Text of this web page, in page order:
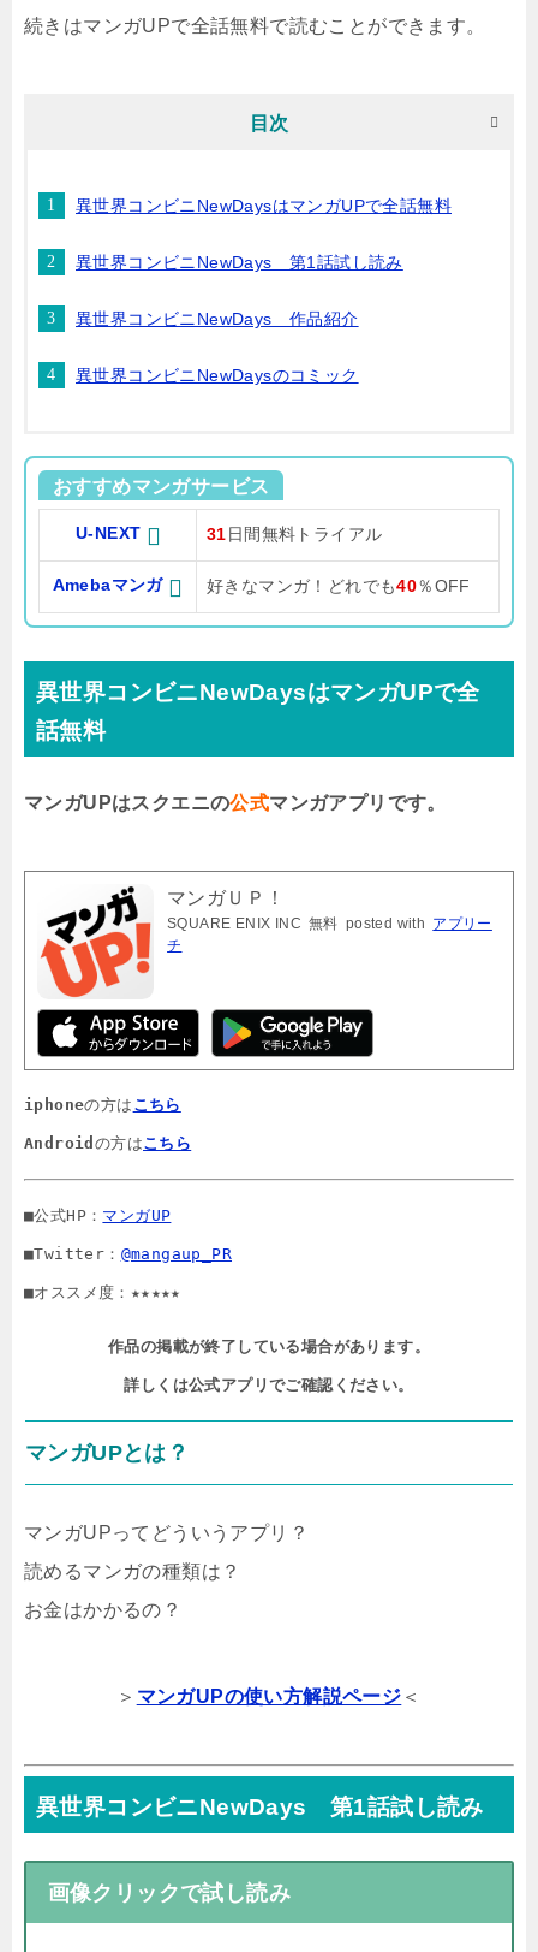
続きはマンガUPで全話無料で読むことができます。
目次
異世界コンビニNewDaysはマンガUPで全話無料
異世界コンビニNewDays 第1話試し読み
異世界コンビニNewDays 作品紹介
異世界コンビニNewDaysのコミック
おすすめマンガサービス
U-NEXT 31 日間無料トライアル
Amebaマンガ 好きなマンガ！どれでも40％OFF
異世界コンビニNewDaysはマンガUPで全
話無料
マンガUPはスクエニの公式マンガアプリです。
マンガＵＰ！
SQUARE ENIX INC 無料 posted with アプリー
チ
iphoneの方は こちら
Android の方はこちら
■公式HP： マンガUP
■Twitter： @mangaup_PR
■オススメ度：★★★★★
作品の掲載が終了している場合があります。
詳しくは公式アプリでご確認ください。
マンガUPとは？
マンガUPってどういうアプリ？
読めるマンガの種類は？
お金はかかるの？
＞ マンガUPの使い方解説ページ ＜
異世界コンビニNewDays 第1話試し読み
画像クリックで試し読み